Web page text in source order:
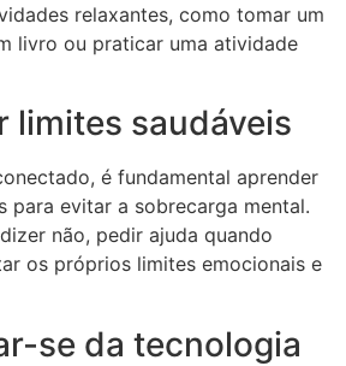
relaxantes, como tomar um
livro ou praticar uma atividade
limites saudáveis
é fundamental aprender
para evitar a sobrecarga mental.
não, pedir ajuda quando
os próprios limites emocionais e
se da tecnologia